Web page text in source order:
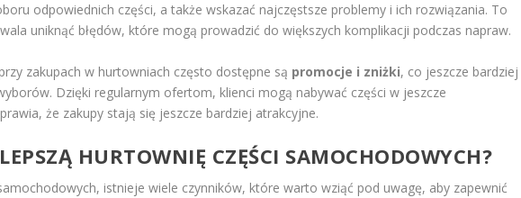
odpowiednich części, a także wskazać najczęstsze problemy i ich rozwiązania. To
uniknąć błędów, które mogą prowadzić do większych komplikacji podczas napraw.
zakupach w hurtowniach często dostępne są promocje i zniżki, co jeszcze bardziej
Dzięki regularnym ofertom, klienci mogą nabywać części w jeszcze
że zakupy stają się jeszcze bardziej atrakcyjne.
HURTOWNIĘ CZĘŚCI SAMOCHODOWYCH?
istnieje wiele czynników, które warto wziąć pod uwagę, aby zapewnić